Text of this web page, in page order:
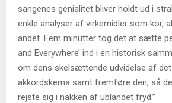
sangenes genialitet bliver holdt ud i
enkle analyser af virkemidler som kor,
andet. Fem minutter tog det at sætte
and Everywhere’ ind i en historisk
om dens skelsættende udvidelse af
akkordskema samt fremføre den, så
rejste sig i nakken af ublandet fryd.”